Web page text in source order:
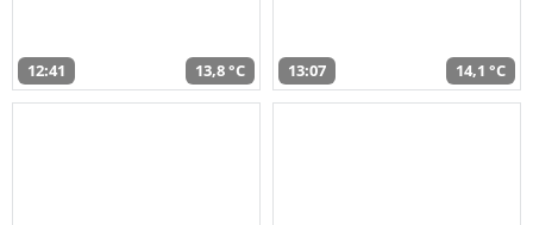
12:41 13,8 °C 13:07 14,1 °C